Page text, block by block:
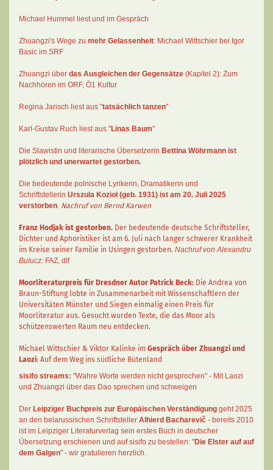
Michael Hummel liest und im Gespräch
Zhuangzi's Wege zu mehr Gelassenheit: Michael Wittschier bei Igor
Basic im SRF
Zhuangzi über das Ausgleichen der Gegensätze (Kapitel 2): Zum
Nachhören im ORF, Ö1 Kultur
Regina Jarisch liest aus "tatsächlich tanzen"
Karl-Gustav Ruch liest aus "Linas Baum"
Die Slawistin und literarische Übersetzerin Bettina Wöhrmann ist
plötzlich und unerwartet gestorben.
Die bedeutende polnische Lyrikerin, Dramatikerin und
Schriftstellerin Urszula Kozioł (geb. 1931) ist am 20. Juli 2025
verstorben. Nachruf von Bernd Karwen
Franz Hodjak ist gestorben. Der bedeutende deutsche Schriftsteller,
Dichter und Aphoristiker ist am 6. Juli nach langer schwerer Krankheit
im Kreise seiner Familie in Usingen gestorben. Nachruf von Alexandru
Bulucz: FAZ, dlf
Moorliteraturpreis für Dresdner Autor Patrick Beck: Die Andrea von
Braun-Stiftung lobte in Zusammenarbeit mit Wissenschaftlern der
Universitäten Münster und Siegen einmalig einen Preis für
Moorliteratur aus. Gesucht wurden Texte, die das Moor als
schützenswerten Raum neu entdecken.
Michael Wittschier & Viktor Kalinke im Gespräch über Zhuangzi und
Laozi: Auf dem Weg ins südliche Bütenland
sisifo streams: "Wahre Worte werden nicht gesprochen" - Mit Laozi
und Zhuangzi über das Dao sprechen und schweigen
Der Leipziger Buchpreis zur Europäischen Verständigung geht 2025
an den belarussischen Schriftsteller Alhierd Bacharevič - bereits 2010
ist im Leipziger Literaturverlag sein erstes Buch in deutscher
Übersetzung erschienen und auf sisifo zu bestellen: "Die Elster auf auf
dem Galgen" - wir gratulieren herzlich.